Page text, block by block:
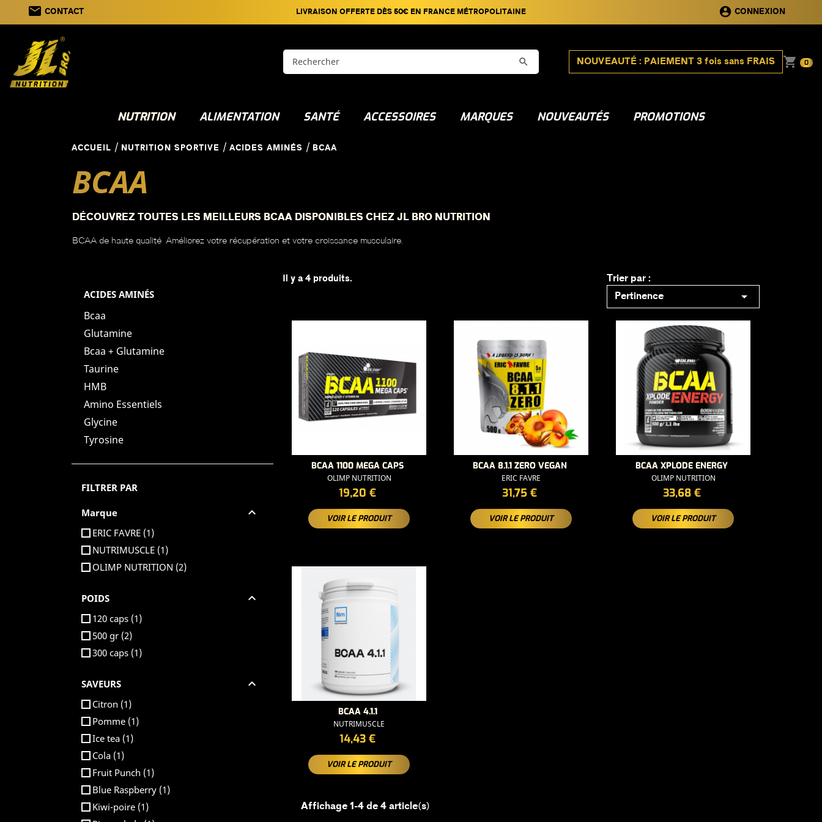
email CONTACT LIVRAISON OFFERTE DÈS 50€ EN FRANCE MÉTROPOLITAINE account_circle CONNEXION
 NOUVEAUTÉ : PAIEMENT 3 fois sans FRAIS shopping_cart 0
NUTRITION ALIMENTATION SANTÉ ACCESSOIRES MARQUES NOUVEAUTÉS PROMOTIONS
ACCUEIL NUTRITION SPORTIVE ACIDES AMINÉS BCAA
BCAA
DÉCOUVREZ TOUTES LES MEILLEURS BCAA DISPONIBLES CHEZ JL BRO NUTRITION
BCAA de haute qualité Améliorez votre récupération et votre croissance musculaire.
ACIDES AMINÉS
Bcaa
Glutamine
Bcaa + Glutamine
Taurine
HMB
Amino Essentiels
Glycine
Tyrosine
FILTRER PAR
Marque 
ERIC FAVRE (1)
NUTRIMUSCLE (1)
OLIMP NUTRITION (2)
POIDS 
120 caps (1)
500 gr (2)
300 caps (1)
SAVEURS 
Citron (1)
Pomme (1)
Ice tea (1)
Cola (1)
Fruit Punch (1)
Blue Raspberry (1)
Kiwi-poire (1)
Il y a 4 produits.
Trier par :
Pertinence

BCAA 1100 MEGA CAPS
OLIMP NUTRITION
PRIX
19,20 €
VOIR LE PRODUIT
BCAA 8.1.1 ZERO VEGAN
ERIC FAVRE
PRIX
31,75 €
VOIR LE PRODUIT
BCAA XPLODE ENERGY
OLIMP NUTRITION
PRIX
33,68 €
VOIR LE PRODUIT
BCAA 4.1.1
NUTRIMUSCLE
PRIX
14,43 €
VOIR LE PRODUIT
Affichage 1-4 de 4 article(s)